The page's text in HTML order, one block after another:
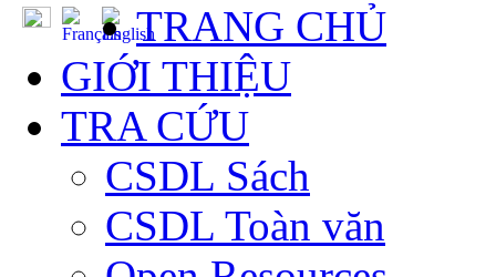
TRANG CHỦ
GIỚI THIỆU
TRA CỨU
CSDL Sách
CSDL Toàn văn